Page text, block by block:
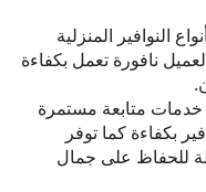
النوافير المنزلية
نافورة تعمل بكفاءة
خدمات متابعة مستمرة
بكفاءة كما توفر
للحفاظ على جمال